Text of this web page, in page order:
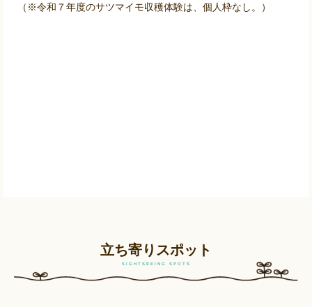
（※令和７年度のサツマイモ収穫体験は、個人枠なし。）
立ち寄りスポット
SIGHTSEEING SPOTS